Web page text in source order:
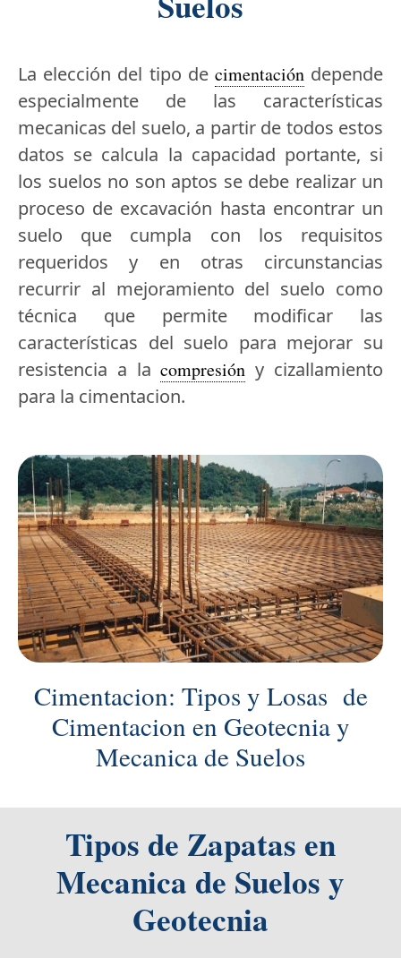
La elección del tipo de cimentacióndepende
especialmente de las características
mecanicas del suelo, a partir de todos estos
datos se calcula la capacidad portante, si
los suelos no son aptos se debe realizar un
proceso de excavación hasta encontrar un
suelo que cumpla con los requisitos
requeridos y en otras circunstancias
recurrir al mejoramiento del suelo como
técnica que permite modificar las
características del suelo para mejorar su
resistencia a lacompresión y cizallamiento
para la cimentacion.
Cimentacion: Tipos y Losas de
Cimentacion en Geotecnia y
Mecanica de Suelos
Tipos de Zapatas en
Mecanica de Suelos y
Geotecnia